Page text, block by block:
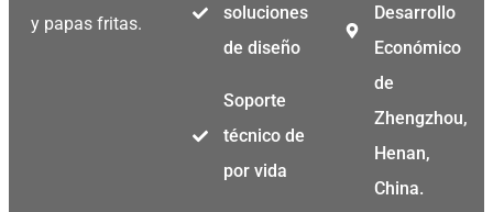
y papas fritas.
soluciones
de diseño
Soporte
técnico de
por vida
Desarrollo
Económico
de
Zhengzhou,
Henan,
China.